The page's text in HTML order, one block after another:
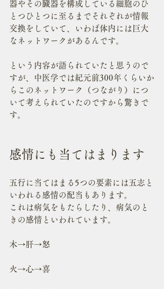
器やその臓器を構成している細胞のひ
とつひとつに至るまでそれぞれが情報
交換をしていて、いわば体内には巨大
なネットワークがあるんです。
という内容が語られていたと思うので
すが、中医学では紀元前300年くらいか
らこのネットワーク（つながり）につ
いて考えられていたのですから驚きで
す。
感情にも当てはまります
五行に当てはまる5つの要素には五志と
いわれる感情の配当もあります。
これは病気をもたらしたり、病気のと
きの感情といわれています。
木→肝→怒
火→心→喜